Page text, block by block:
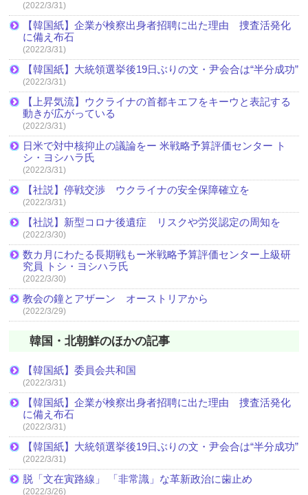
(2022/3/31)
【韓国紙】企業が検察出身者招聘に出た理由 捜査活発化
に備え布石
(2022/3/31)
【韓国紙】大統領選挙後19日ぶりの文・尹会合は“半分成功”
(2022/3/31)
【上昇気流】ウクライナの首都キエフをキーウと表記する
動きが広がっている
(2022/3/31)
日米で対中核抑止の議論をー 米戦略予算評価センター ト
シ・ヨシハラ氏
(2022/3/31)
【社説】停戦交渉 ウクライナの安全保障確立を
(2022/3/31)
【社説】新型コロナ後遺症 リスクや労災認定の周知を
(2022/3/30)
数カ月にわたる長期戦もー米戦略予算評価センター上級研
究員 トシ・ヨシハラ氏
(2022/3/30)
教会の鐘とアザーン オーストリアから
(2022/3/29)
韓国・北朝鮮のほかの記事
【韓国紙】委員会共和国
(2022/3/31)
【韓国紙】企業が検察出身者招聘に出た理由 捜査活発化
に備え布石
(2022/3/31)
【韓国紙】大統領選挙後19日ぶりの文・尹会合は“半分成功”
(2022/3/31)
脱「文在寅路線」 「非常識」な革新政治に歯止め
(2022/3/26)